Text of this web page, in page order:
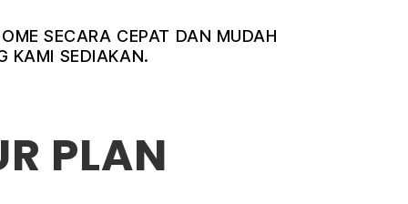
SECARA CEPAT DAN MUDAH
KAMI SEDIAKAN.
PLAN